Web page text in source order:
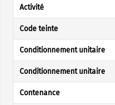
Activité
Code teinte
Conditionnement unitaire
Conditionnement unitaire
Contenance